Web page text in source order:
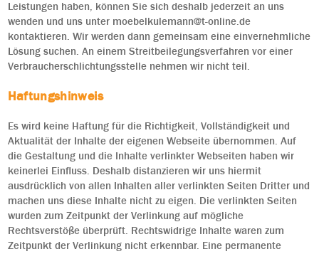
Leistungen haben, können Sie sich deshalb jederzeit an uns
wenden und uns unter moebelkulemann@t-online.de
kontaktieren. Wir werden dann gemeinsam eine einvernehmliche
Lösung suchen. An einem Streitbeilegungsverfahren vor einer
Verbraucherschlichtungsstelle nehmen wir nicht teil.
Haftungshinweis
Es wird keine Haftung für die Richtigkeit, Vollständigkeit und
Aktualität der Inhalte der eigenen Webseite übernommen. Auf
die Gestaltung und die Inhalte verlinkter Webseiten haben wir
keinerlei Einfluss. Deshalb distanzieren wir uns hiermit
ausdrücklich von allen Inhalten aller verlinkten Seiten Dritter und
machen uns diese Inhalte nicht zu eigen. Die verlinkten Seiten
wurden zum Zeitpunkt der Verlinkung auf mögliche
Rechtsverstöße überprüft. Rechtswidrige Inhalte waren zum
Zeitpunkt der Verlinkung nicht erkennbar. Eine permanente